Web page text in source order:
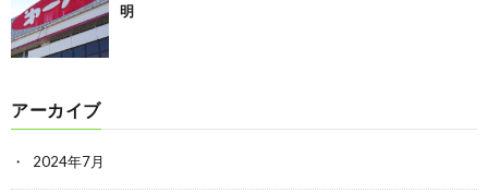
明
アーカイブ
2024年7月